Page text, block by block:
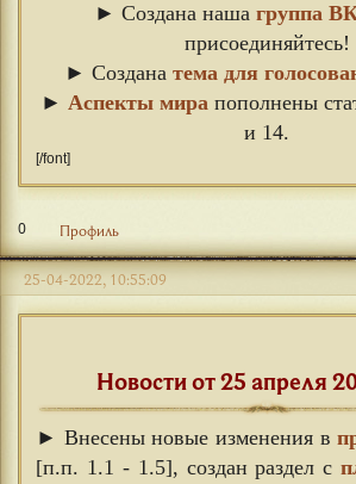
► Создана наша группа
присоединяйтесь!
► Создана тема для
► Аспекты мира пополнены
и 14.
[/font]
0 Профиль
25-04-2022, 10:55:09
Новости от 25 апреля
► Внесены новые изменения в
[п.п. 1.1 - 1.5], создан раздел с